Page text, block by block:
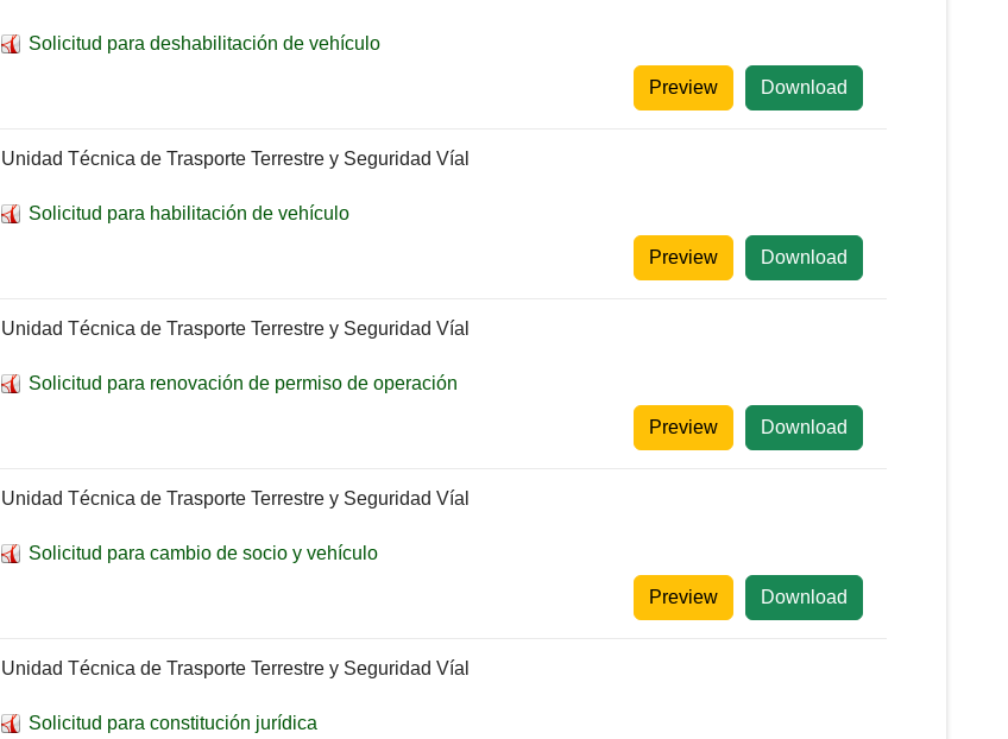
Solicitud para deshabilitación de vehículo
Download
Preview
Unidad Técnica de Trasporte Terrestre y Seguridad Víal
Solicitud para habilitación de vehículo
Download
Preview
Unidad Técnica de Trasporte Terrestre y Seguridad Víal
Solicitud para renovación de permiso de operación
Download
Preview
Unidad Técnica de Trasporte Terrestre y Seguridad Víal
Solicitud para cambio de socio y vehículo
Download
Preview
Unidad Técnica de Trasporte Terrestre y Seguridad Víal
Solicitud para constitución jurídica